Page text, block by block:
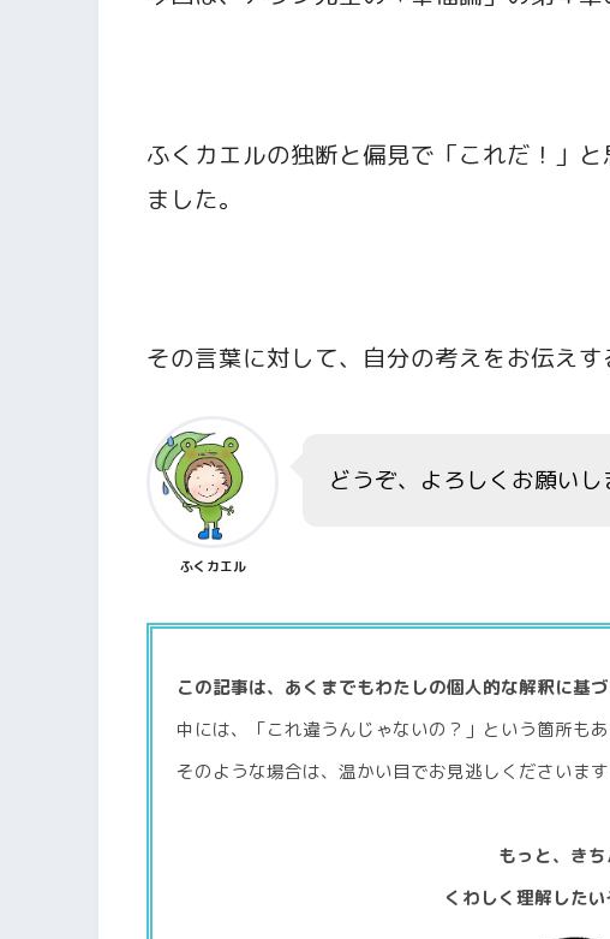
ふくカエルの独断と偏見で「これだ！」
ました。
その言葉に対して、自分の考えをお伝えす
ふくカエル
どうぞ、よろしくお願いし
この記事は、あくまでもわたしの個人的な解釈に基づ
中には、「これ違うんじゃないの？」という箇所もあ
そのような場合は、温かい目でお見逃しくださいま
もっと、きち
くわしく理解したい